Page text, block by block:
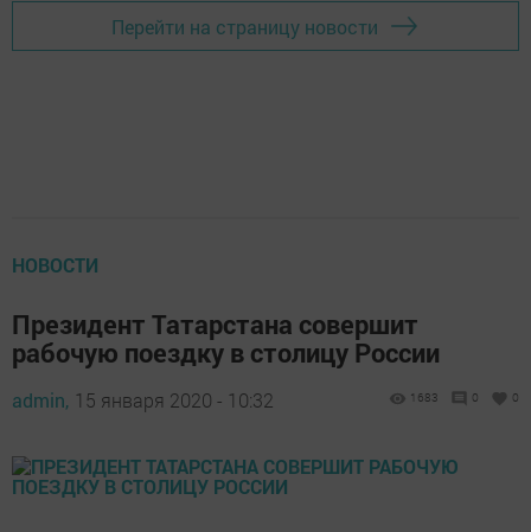
Перейти на страницу новости
НОВОСТИ
Президент Татарстана совершит
рабочую поездку в столицу России
admin, 15 января 2020 - 10:32 1683 0 0